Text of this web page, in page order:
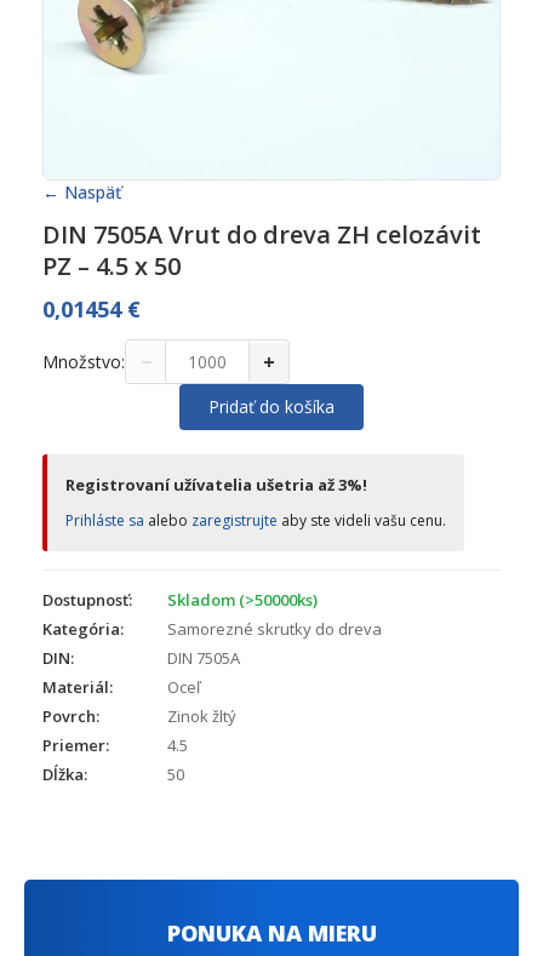
← Naspäť
DIN 7505A Vrut do dreva ZH celozávit
PZ – 4.5 x 50
0,01454 €
Množstvo: − +
Pridať do košíka
Registrovaní užívatelia ušetria až 3%!
Prihláste sa alebo zaregistrujte aby ste videli vašu cenu.
Dostupnosť:
Skladom (>50000ks)
Kategória:
Samorezné skrutky do dreva
DIN:
DIN 7505A
Materiál:
Oceľ
Povrch:
Zinok žltý
Priemer:
4.5
Dĺžka:
50
PONUKA NA MIERU